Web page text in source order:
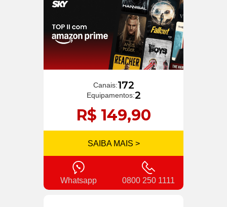
Canais:172
Equipamentos:2
R$ 149,90
SAIBA MAIS >
Whatsapp 0800 250 1111